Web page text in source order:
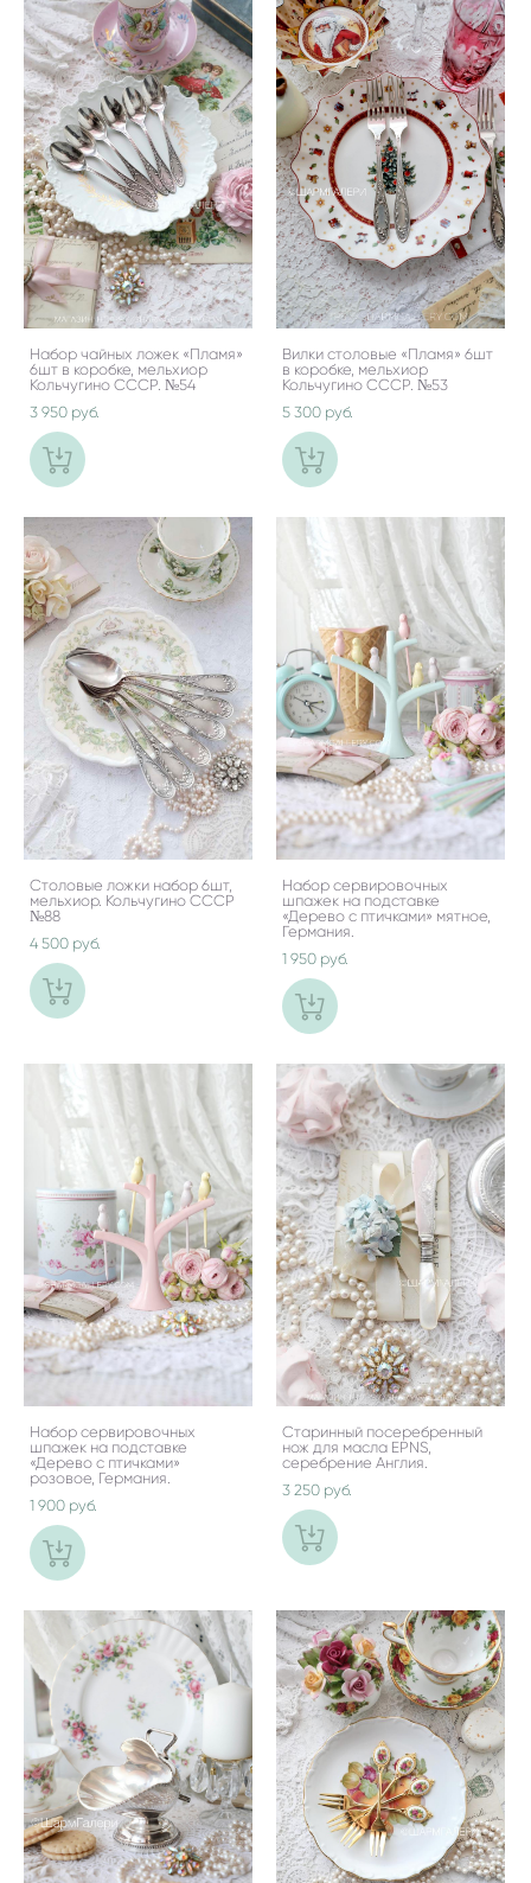
Набор чайных ложек «Пламя»
6шт в коробке, мельхиор
Кольчугино СССР. №54
3 950 pуб.
Вилки столовые «Пламя» 6шт
в коробке, мельхиор
Кольчугино СССР. №53
5 300 pуб.
Столовые ложки набор 6шт,
мельхиор. Кольчугино СССР
№88
4 500 pуб.
Набор сервировочных
шпажек на подставке
«Дерево с птичками» мятное,
Германия.
1 950 pуб.
Набор сервировочных
шпажек на подставке
«Дерево с птичками»
розовое, Германия.
1 900 pуб.
Старинный посеребренный
нож для масла EPNS,
серебрение Англия.
3 250 pуб.